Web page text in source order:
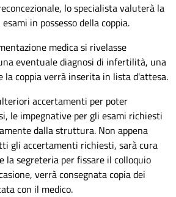
lo specialista valuterà la
in possesso della coppia.
medica si rivelasse
eventuale diagnosi di infertilità, una
la coppia verrà inserita in lista d'attesa.
accertamenti per poter
le impegnative per gli esami richiesti
dalla struttura. Non appena
gli accertamenti richiesti, sarà cura
la segreteria per fissare il colloquio
verrà consegnata copia dei
con il medico.